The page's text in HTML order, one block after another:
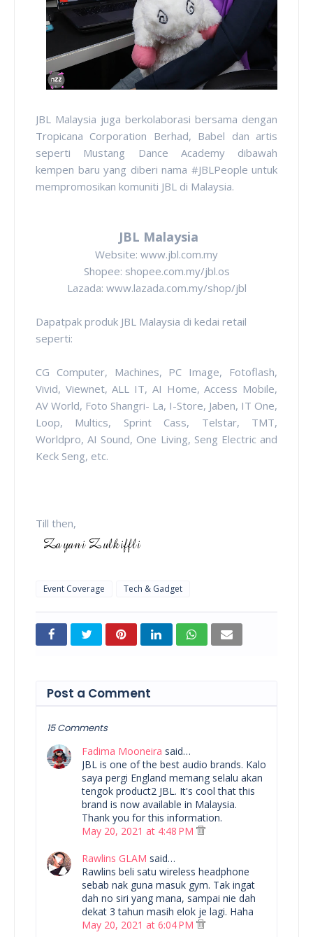
JBL Malaysia juga berkolaborasi bersama dengan
Tropicana Corporation Berhad, Babel dan artis
seperti Mustang Dance Academy dibawah
kempen baru yang diberi nama #JBLPeople untuk
mempromosikan komuniti JBL di Malaysia.
JBL Malaysia
Website: www.jbl.com.my
Shopee: shopee.com.my/jbl.os
Lazada: www.lazada.com.my/shop/jbl
Dapatpak produk JBL Malaysia di kedai retail
seperti:
CG Computer, Machines, PC Image, Fotoflash,
Vivid, Viewnet, ALL IT, AI Home, Access Mobile,
AV World, Foto Shangri- La, I-Store, Jaben, IT One,
Loop, Multics, Sprint Cass, Telstar, TMT,
Worldpro, AI Sound, One Living, Seng Electric and
Keck Seng, etc.
Till then,
Event Coverage Tech & Gadget
Post a Comment
15 Comments
Fadima Mooneira said…
JBL is one of the best audio brands. Kalo
saya pergi England memang selalu akan
tengok product2 JBL. It's cool that this
brand is now available in Malaysia.
Thank you for this information.
May 20, 2021 at 4:48 PM
Rawlins GLAM said…
Rawlins beli satu wireless headphone
sebab nak guna masuk gym. Tak ingat
dah no siri yang mana, sampai nie dah
dekat 3 tahun masih elok je lagi. Haha
May 20, 2021 at 6:04 PM